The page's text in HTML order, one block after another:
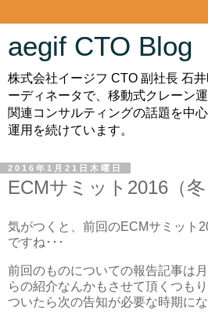
aegif CTO Blog
株式会社イージフ CTO 副社長 石
ーディネータで、移動式クレーン
関連コンサルティングの話題を中
運用を続けています。
2016年1月21日木曜日
ECMサミット2016（
気がつくと、前回のECMサミット
ですね･･･
前回のものについての報告記事は
らの紹介なんかもさせて頂くつも
ついたら次の告知が必要な時期に